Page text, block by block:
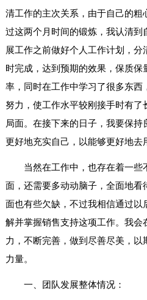
清工作的主次关系，由于自己的
过这两个月时间的锻炼，我认清
展工作之前做好个人工作计划，分
时完成，达到预期的效果，保质保
率，同时在工作中学习了很多东西
努力，使工作水平较刚接手时有
局面。在接下来的日子，我要保持
更好地充实自己，以能够更好地去
当然在工作中，也存在着一
面，还需要多动动脑子，全面地
面也有些欠缺，不过我相信通过以
解并掌握销售支持这项工作。我会
力，不断完善，做到尽善尽美，
力量。
一、团队发展整体情况：